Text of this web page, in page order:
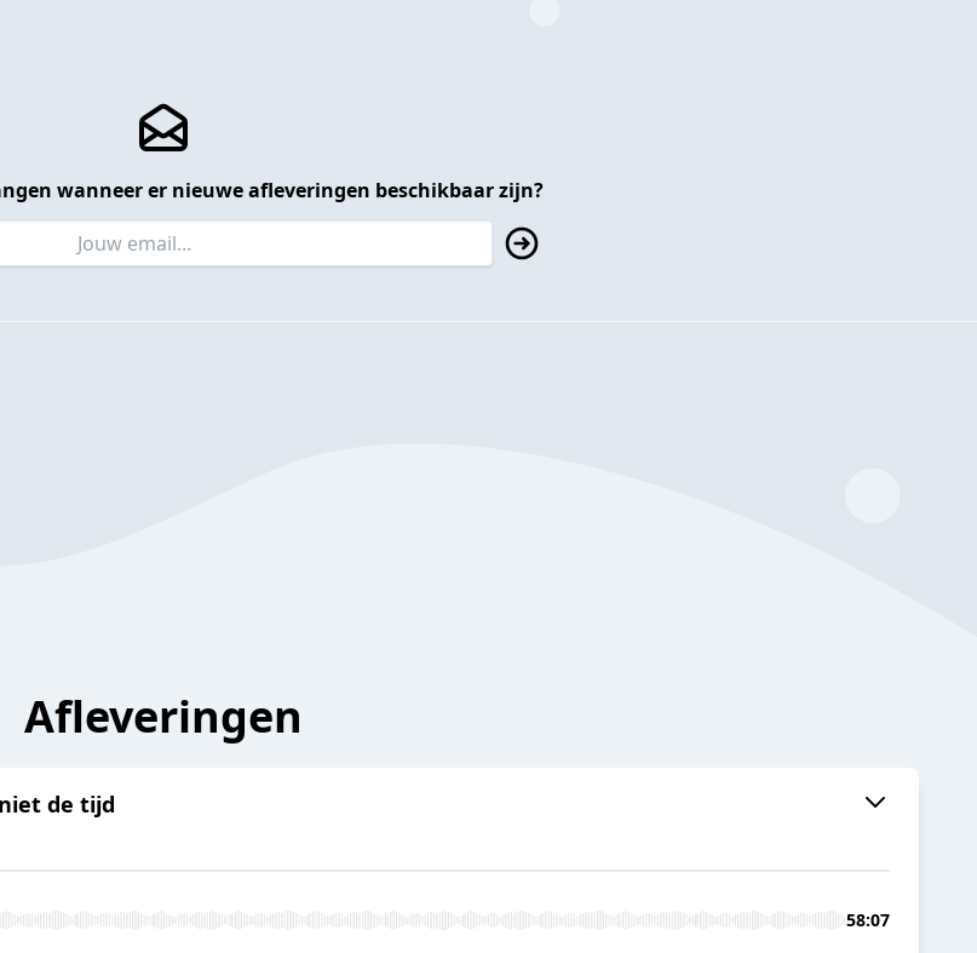
wanneer er nieuwe afleveringen beschikbaar zijn?
Afleveringen
de tijd
58:07